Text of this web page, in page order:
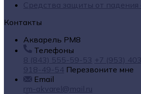
Средства защиты от падения
Контакты
Акварель РМ8
Телефоны
8 (843) 555-59-53 +7 (953)
918-49-54 Перезвоните мне
Email
rm-akvarel@mail.ru